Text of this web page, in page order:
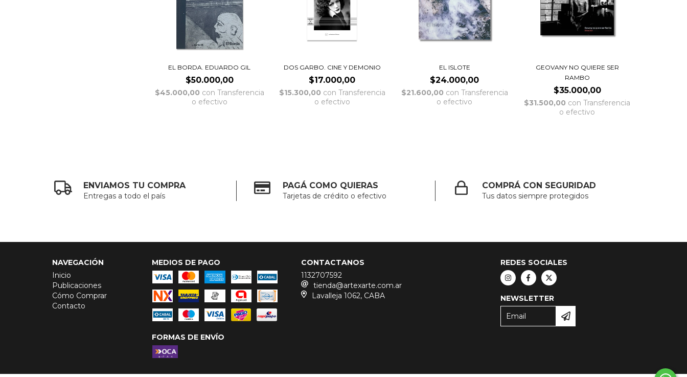
EL BORDA. EDUARDO GIL
$50.000,00
$45.000,00 con Transferencia
o efectivo
DOS GARBO. CINE Y DEMONIO
$17.000,00
$15.300,00 con Transferencia
o efectivo
EL ISLOTE
$24.000,00
$21.600,00 con Transferencia
o efectivo
GEOVANY NO QUIERE SER
RAMBO
$35.000,00
$31.500,00 con Transferencia
o efectivo
ENVIAMOS TU COMPRA
Entregas a todo el país
PAGÁ COMO QUIERAS
Tarjetas de crédito o efectivo
COMPRÁ CON SEGURIDAD
Tus datos siempre protegidos
NAVEGACIÓN
Inicio
Publicaciones
Cómo Comprar
Contacto
MEDIOS DE PAGO
FORMAS DE ENVÍO
CONTACTANOS
1132707592
tienda@artexarte.com.ar
Lavalleja 1062, CABA
REDES SOCIALES
NEWSLETTER